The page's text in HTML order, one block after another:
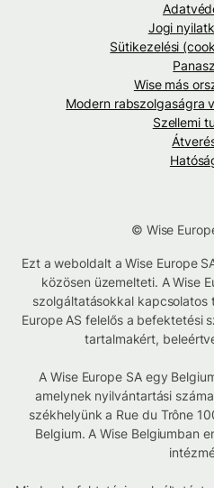
Jogi
Sütikezelési
Wise más
Modern rabszolgaságra
Szellemi
© Wise
Ezt a weboldalt a Wise Europe
közösen üzemelteti. A Wise
szolgáltatásokkal kapcsolatos
Europe AS felelős a befektetési
tartalmakért,
A Wise Europe SA egy
amelynek nyilvántartási
székhelyünk a Rue du Trône
Belgium. A Wise Belgiumban